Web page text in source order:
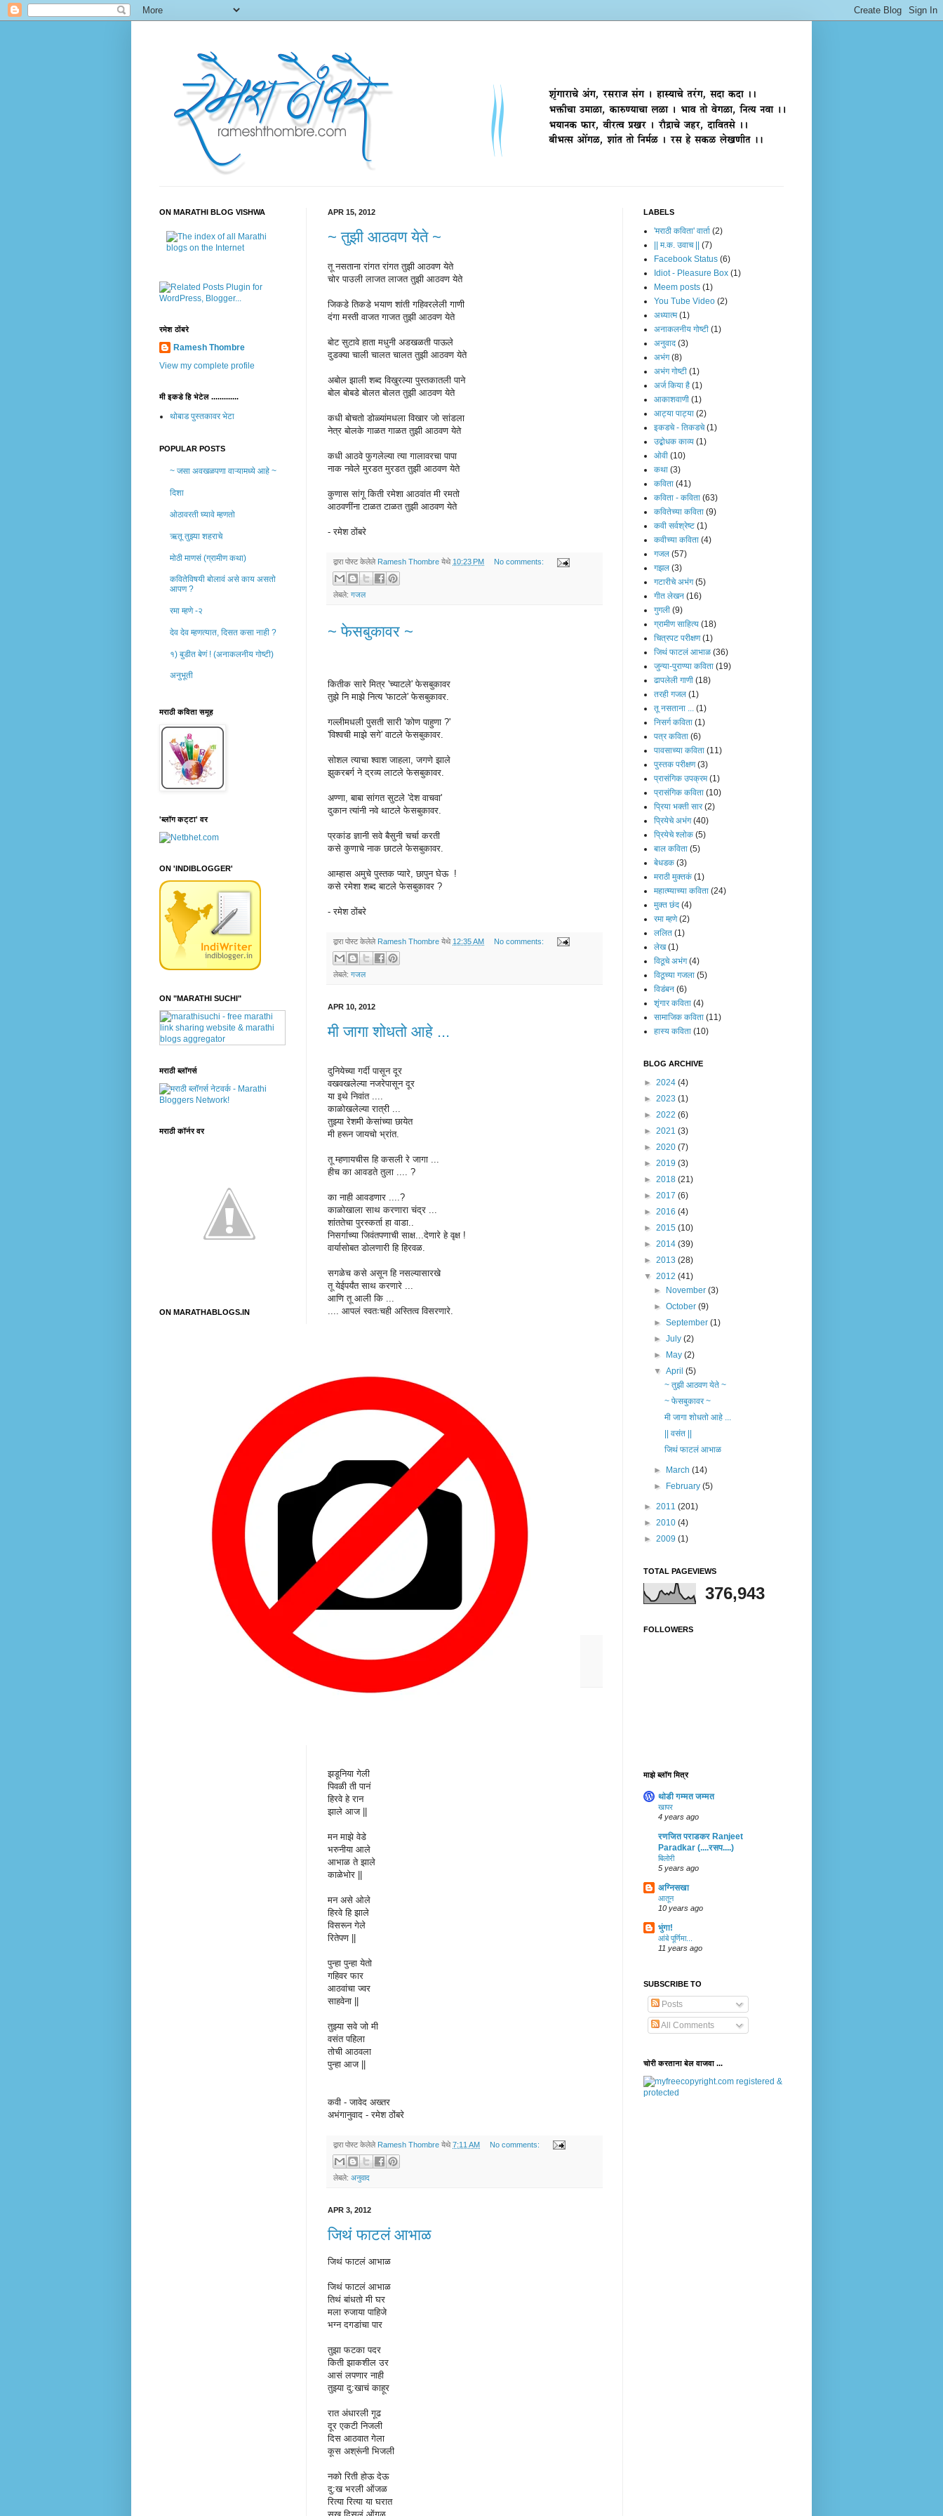
APR 15, 2012
~ तुझी आठवण येते ~
तू नसताना रांगत रांगत तुझी आठवण येते
चोर पाउली लाजत लाजत तुझी आठवण येते
जिकडे तिकडे भयाण शांती गहिवरलेली गाणी
दंगा मस्ती वाजत गाजत तुझी आठवण येते
बोट सुटावे हाता मधुनी अडखळती पाऊले
दुडक्या चाली चालत चालत तुझी आठवण येते
अबोल झाली शब्द विखुरल्या पुस्तकातली पाने
बोल बोबडे बोलत बोलत तुझी आठवण येते
कधी बोचतो डोळ्यांमधला विखार जो सांडला
नेत्र बोलके गाळत गाळत तुझी आठवण येते
कधी आठवे फुगलेल्या त्या गालावरचा पापा
नाक नवेले मुरडत मुरडत तुझी आठवण येते
कुणास सांगू किती रमेशा आठवांत मी रमतो
आठवणींना टाळत टाळत तुझी आठवण येते
- रमेश ठोंबरे
द्वारा पोस्ट केलेले Ramesh Thombre येथे 10:23 PM No comments:
लेबले: गजल
~ फेसबुकावर ~
कितीक सारे मित्र 'च्याटले' फेसबुकावर
तुझे नि माझे नित्य 'फाटले' फेसबुकावर.
गल्लीमधली पुसती सारी 'कोण पाहुणा ?'
'विश्वची माझे सगे' वाटले फेसबुकावर.
सोशल त्याचा श्वाश जाहला, जगणे झाले
झुकरबर्ग ने द्रव्य लाटले फेसबुकावर.
अण्णा, बाबा सांगत सुटले 'देश वाचवा'
दुकान त्यांनी नवे थाटले फेसबुकावर.
प्रकांड ज्ञानी सवे बैसुनी चर्चा करती
कसे कुणाचे नाक छाटले फेसबुकावर.
आम्हास अमुचे पुस्तक प्यारे, छापुन घेऊ !
कसे रमेशा शब्द बाटले फेसबुकावर ?
- रमेश ठोंबरे
द्वारा पोस्ट केलेले Ramesh Thombre येथे 12:35 AM No comments:
लेबले: गजल
APR 10, 2012
मी जागा शोधतो आहे ...
दुनियेच्या गर्दी पासून दूर
वखवखलेल्या नजरेपासून दूर
या इथे निवांत ....
काळोखलेल्या रात्री ...
तुझ्या रेशमी केसांच्या छायेत
मी हरून जायचो भ्रांत.
तू म्हणायचीस हि कसली रे जागा ...
हीच का आवडते तुला .... ?
का नाही आवडणार ....?
काळोखाला साथ करणारा चंद्र ...
शांततेचा पुरस्कर्ता हा वाडा..
निसर्गाच्या जिवंतपणाची साक्ष...देणारे हे वृक्ष !
वार्यासोबत डोलणारी हि हिरवळ.
सगळेच कसे असून हि नसल्यासारखे
तू येईपर्यंत साथ करणारे ...
आणि तू आली कि ...
.... आपलं स्वतःचही अस्तित्व विसरणारे.
तुझी साथ हवी आहे ...
मी हो म्हणायचो आणि
कधी चंद्राकड पाहत बसायचो ..!
आता तुलाच ही जागा जास्त आवडत होती.
माझ्या आधी तू हजर झालीस, तेंव्हाच समजलं होतं ...
पण इतकी आवडेल असं वाटलं नव्हतं ....
.... तू चीरनिद्रेला कायमचं सर केलंस ....
चंद्राच्या नितळ छायेत घर केलंस ... !
मी मात्र आणखी ही ....
जागा शोधतो आहे ...
इथेच तुझ्या शेजारी !
- रमेश ठोंबरे
Ramesh Thombre 12:39 AM
झडूनिया गेली
पिवळी ती पानं
हिरवे हे रान
झाले आज ||
मन माझे वेडे
भरुनीया आले
आभाळ ते झाले
काळेभोर ||
मन असे ओले
हिरवे हि झाले
विसरून गेले
रितेपण ||
पुन्हा पुन्हा येतो
गहिवर फार
आठवांचा ज्वर
साहवेना ||
तुझ्या सवे जो मी
वसंत पहिला
तोची आठवला
पुन्हा आज ||
कवी - जावेद अख्तर
अभंगानुवाद - रमेश ठोंबरे
द्वारा पोस्ट केलेले Ramesh Thombre येथे7:11 AM No comments:
लेबले: अनुवाद
APR 3, 2012
जिथं फाटलं आभाळ
जिथं फाटलं आभाळ
जिथं फाटलं आभाळ
तिथं बांधतो मी घर
मला रुजाया पाहिजे
भग्न दगडांचा पार
तुझा फटका पदर
किती झाकशील उर
आसं लपणार नाही
तुझ्या दु:खाचं काहूर
रात अंधारली गूढ
दूर एकटी निजली
दिस आठवात गेला
कूस अश्रूंनी भिजली
नको रिती होऊ देऊ
दु:ख भरली ओंजळ
रित्या रित्या या घरात
ON MARATHI BLOG VISHWA
रमेश ठोंबरे
Ramesh Thombre
View my complete profile
मी इकडे हि भेटेल .............
थोबाड पुस्तकावर भेटा
POPULAR POSTS
~ जसा अवखळपणा वाऱ्यामध्ये आहे ~
दिशा
ओठावरती घ्यावे म्हणतो
ऋतू तुझ्या शहराचे
मोठी माणसं (ग्रामीण कथा)
कवितेविषयी बोलावं असे काय असतो
आपण ?
रमा म्हणे -२
देव देव म्हणत्यात, दिसत कसा नाही ?
१) बुडीत बेणं ! (अनाकलनीय गोष्टी)
अनुभूती
मराठी कविता समूह
'ब्लॉग कट्टा' वर
ON 'INDIBLOGGER'
ON "MARATHI SUCHI"
मराठी ब्लॉगर्स
मराठी कॉर्नर वर
ON MARATHABLOGS.IN
LABELS
'मराठी कविता' वार्ता (2)
|| म.क. उवाच ||
(7)
Facebook Status (6)
Idiot - Pleasure Box (1)
Meem posts (1)
You Tube Video (2)
अध्यात्म (1)
अनाकलनीय गोष्टी (1)
अनुवाद (3)
अभंग (8)
अभंग गोष्टी (1)
अर्ज किया है (1)
आकाशवाणी (1)
आट्या पाट्या (2)
इकडचे - तिकडचे (1)
उद्बोधक काव्य (1)
ओवी (10)
कथा (3)
कविता (41)
कविता - कविता (63)
कवितेच्या कविता (9)
कवी सर्वश्रेष्ट (1)
कवीच्या कविता (4)
गजल (57)
गझल (3)
गटारीचे अभंग (5)
गीत लेखन (16)
गुगली (9)
ग्रामीण साहित्य (18)
चित्रपट परीक्षण (1)
जिथं फाटलं आभाळ (36)
जुन्या-पुराण्या कविता (19)
ढापलेली गाणी (18)
तरही गजल (1)
तू नसताना ... (1)
निसर्ग कविता (1)
पत्र कविता (6)
पावसाच्या कविता (11)
पुस्तक परीक्षण (3)
प्रासंगिक उपक्रम (1)
प्रासंगिक कविता (10)
प्रिया भक्ती सार (2)
प्रियेचे अभंग (40)
प्रियेचे श्लोक (5)
बाल कविता (5)
बेधडक (3)
मराठी मुक्तकं (1)
महात्म्याच्या कविता (24)
मुक्त छंद (4)
रमा म्हणे (2)
ललित (1)
लेख (1)
विठूचे अभंग (4)
विठूच्या गजला (5)
विडंबन (6)
शृंगार कविता (4)
सामाजिक कविता (11)
हास्य कविता (10)
BLOG ARCHIVE
► 2024 (4)
► 2023 (1)
► 2022 (6)
► 2021 (3)
► 2020 (7)
► 2019 (3)
► 2018 (21)
► 2017 (6)
► 2016 (4)
► 2015 (10)
► 2014 (39)
► 2013 (28)
▼ 2012 (41)
►
November(3)
►October(9)
►September(1)
►July(2)
►
May(2)
▼April(5)
~ तुझी आठवण येते ~
~ फेसबुकावर ~
मी जागा शोधतो आहे ...
|| वसंत ||
जिथं फाटलं आभाळ
► March(14)
►
February(5)
► 2011 (201)
► 2010 (4)
► 2009 (1)
TOTAL PAGEVIEWS
376,943
FOLLOWERS
माझे ब्लॉग मित्र
थोडी गम्मत जम्मत
खापर
4 years ago
रणजित पराडकर Ranjeet
Paradkar (....रसप....)
बिलोरी
5 years ago
अग्निसखा
आतून
10 years ago
भुंगा!
आंबे पूर्णिमा...
11 years ago
SUBSCRIBE TO
Posts
All Comments
चोरी करताना बेल वाजवा ...